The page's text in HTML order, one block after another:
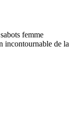
femme
incontournable de la